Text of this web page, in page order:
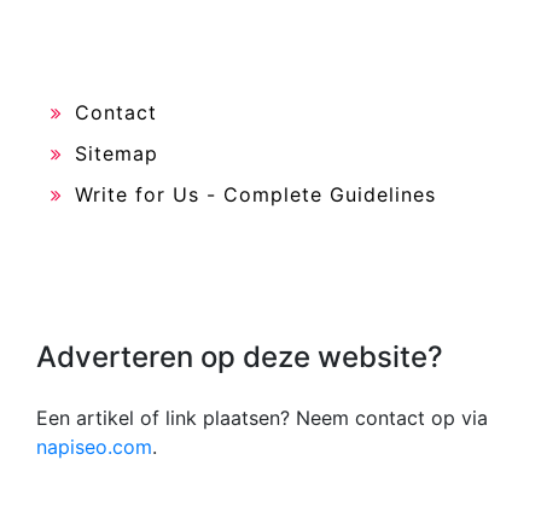
Contact
Sitemap
Write for Us - Complete Guidelines
Adverteren op deze website?
Een artikel of link plaatsen? Neem contact op via
napiseo.com.